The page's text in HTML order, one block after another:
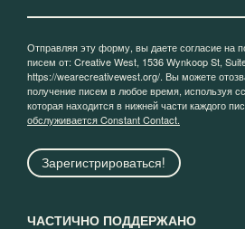
Отправляя эту форму, вы даете согласие на
писем от: Creative West, 1536 Wynkoop St,
https://wearecreativewest.org/. Вы можете
получение писем в любое время, используя
которая находится в нижней части каждого
обслуживается Constant Contact.
Зарегистрироваться!
ЧАСТИЧНО ПОДДЕРЖАНО